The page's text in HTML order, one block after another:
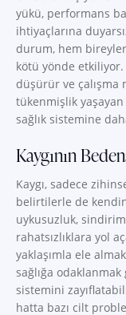
yükü, performans
ihtiyaçlarına
durum, hem
kötü yönde
düşürür ve çalışma
tükenmişlik
sağlık sistemine
Kaygının
Kaygı, sadece
belirtilerle de
uykusuzluk,
rahatsızlıklara yol
yaklaşımla ele
sağlığa odaklanmak
sistemini
hatta bazı cilt